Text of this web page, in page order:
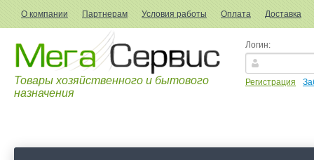
О компании Партнерам Условия работы Оплата Доставка
Товары хозяйственного и бытового
назначения
Логин:
Регистрация